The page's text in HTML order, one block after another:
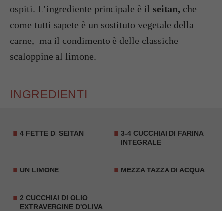
ospiti. L’ingrediente principale è il seitan, che
come tutti sapete è un sostituto vegetale della
carne, ma il condimento è delle classiche
scaloppine al limone.
INGREDIENTI
4 FETTE DI SEITAN 3-4 CUCCHIAI DI FARINA
INTEGRALE
UN LIMONE MEZZA TAZZA DI ACQUA
2 CUCCHIAI DI OLIO
EXTRAVERGINE D'OLIVA